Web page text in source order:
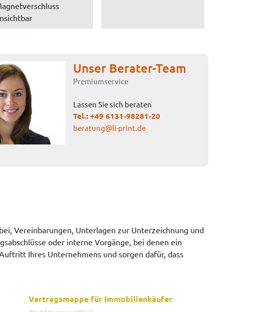
Unser Berater-Team
Premiumservice
Lassen Sie sich beraten
Tel.: +49 6131-98281-20
beratung@li-print.de
Vereinbarungen, Unterlagen zur Unterzeichnung und
oder interne Vorgänge, bei denen ein
Ihres Unternehmens und sorgen dafür, dass
Vertragsmappe für Immobilienkäufer